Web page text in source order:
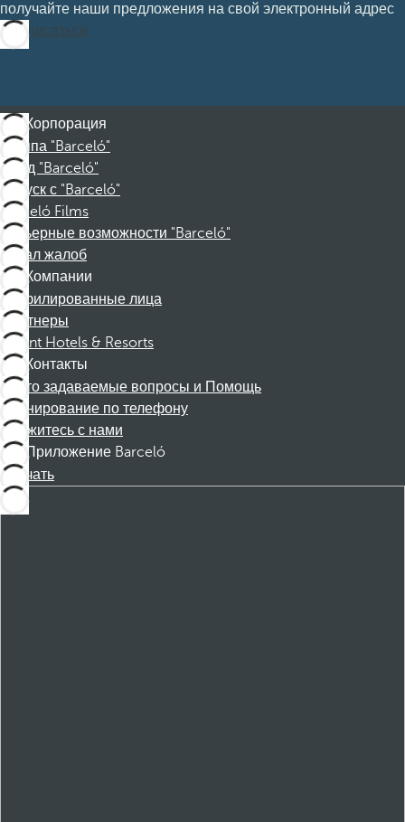
получайте наши предложения на свой электронный адрес
Подписаться
Корпорация
Группа "Barceló"
Фонд "Barceló"
Отпуск с "Barceló"
Barceló Films
Карьерные возможности "Barceló"
Канал жалоб
Компании
Аффилированные лица
Партнеры
Dorint Hotels & Resorts
Контакты
Часто задаваемые вопросы и Помощь
Бронирование по телефону
Свяжитесь с нами
Приложение Barceló
Скачать